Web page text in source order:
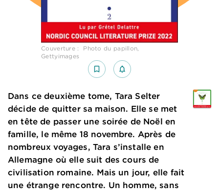
Couverture : Photo du papillon,
Gettyimages
bookmark_border notifications_none_outlined
Dans ce deuxième tome, Tara Selter
décide de quitter sa maison. Elle se met
en tête de passer une soirée de Noël en
famille, le même 18 novembre. Après de
nombreux voyages, Tara s’installe en
Allemagne où elle suit des cours de
civilisation romaine. Mais un jour, elle fait
une étrange rencontre. Un homme, sans